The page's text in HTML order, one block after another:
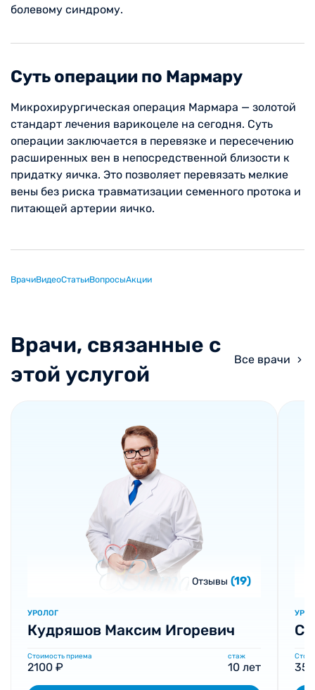
болевому синдрому.
Суть операции по Мармару
Микрохирургическая операция Мармара — золотой
стандарт лечения варикоцеле на сегодня. Суть
операции заключается в перевязке и пересечению
расширенных вен в непосредственной близости к
придатку яичка. Это позволяет перевязать мелкие
вены без риска травматизации семенного протока и
питающей артерии яичко.
ВрачиВидеоСтатьиВопросыАкции
Врачи, связанные с
этой услугой
Все врачи
Отзывы (19)
УРОЛОГ
Кудряшов Максим Игоревич
Стоимость приема
2100 ₽
стаж
10 лет